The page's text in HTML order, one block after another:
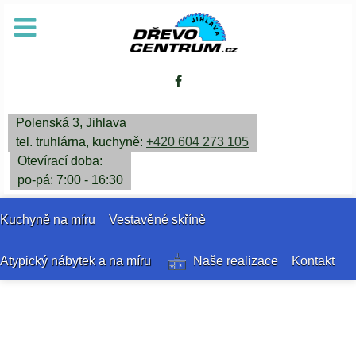
Polenská 3, Jihlava
tel. truhlárna, kuchyně: +420 604 273 105
Otevírací doba:
po-pá: 7:00 - 16:30
Kuchyně na míru Vestavěné skříně
Atypický nábytek a na míru Naše realizace Kontakt